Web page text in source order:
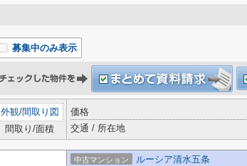
募集中のみ表示
外観/間取り図
間取り/面積
価格
交通 / 所在地
中古マンション ルーシア清水五条